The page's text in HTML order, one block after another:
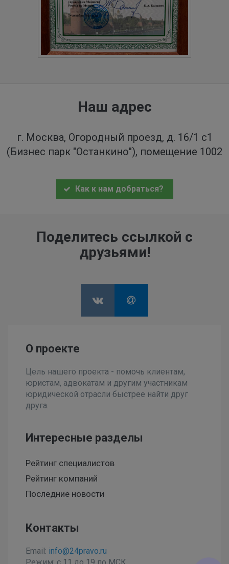
Наш адрес
г. Москва, Огородный проезд, д. 16/1 с1
(Бизнес парк "Останкино"), помещение 1002
Как к нам добраться?
Поделитесь ссылкой с
друзьями!
О проекте
Цель нашего проекта - помочь клиентам,
юристам, адвокатам и другим участникам
юридической отрасли быстрее найти друг
друга.
Интересные разделы
Рейтинг специалистов
Рейтинг компаний
Последние новости
Контакты
Email: info@24pravo.ru